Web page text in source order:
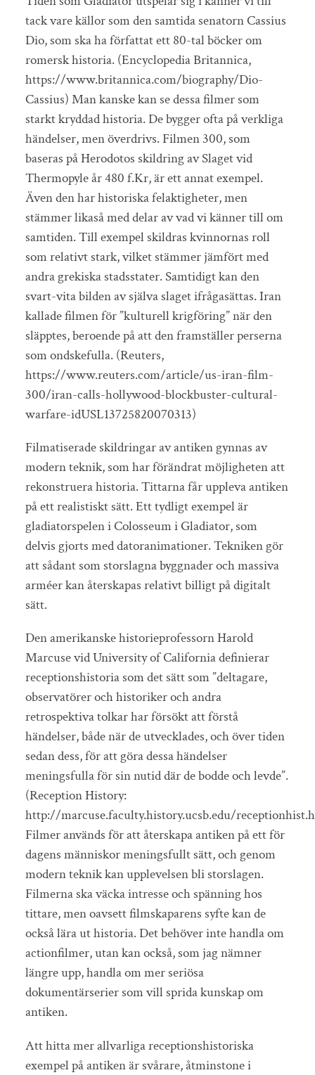
tack vare källor som den samtida senatorn Cassius
Dio, som ska ha författat ett 80-tal böcker om
romersk historia. (Encyclopedia Britannica,
https://www.britannica.com/biography/Dio-
Cassius) Man kanske kan se dessa filmer som
starkt kryddad historia. De bygger ofta på verkliga
händelser, men överdrivs. Filmen 300, som
baseras på Herodotos skildring av Slaget vid
Thermopyle år 480 f.Kr, är ett annat exempel.
Även den har historiska felaktigheter, men
stämmer likaså med delar av vad vi känner till om
samtiden. Till exempel skildras kvinnornas roll
som relativt stark, vilket stämmer jämfört med
andra grekiska stadsstater. Samtidigt kan den
svart-vita bilden av själva slaget ifrågasättas. Iran
kallade filmen för ”kulturell krigföring” när den
släpptes, beroende på att den framställer perserna
som ondskefulla. (Reuters,
https://www.reuters.com/article/us-iran-film-
300/iran-calls-hollywood-blockbuster-cultural-
warfare-idUSL13725820070313)
Filmatiserade skildringar av antiken gynnas av
modern teknik, som har förändrat möjligheten att
rekonstruera historia. Tittarna får uppleva antiken
på ett realistiskt sätt. Ett tydligt exempel är
gladiatorspelen i Colosseum i Gladiator, som
delvis gjorts med datoranimationer. Tekniken gör
att sådant som storslagna byggnader och massiva
arméer kan återskapas relativt billigt på digitalt
sätt.
Den amerikanske historieprofessorn Harold
Marcuse vid University of California definierar
receptionshistoria som det sätt som ”deltagare,
observatörer och historiker och andra
retrospektiva tolkar har försökt att förstå
händelser, både när de utvecklades, och över tiden
sedan dess, för att göra dessa händelser
meningsfulla för sin nutid där de bodde och levde”.
(Reception History:
http://marcuse.faculty.history.ucsb.edu/
Filmer används för att återskapa antiken på ett för
dagens människor meningsfullt sätt, och genom
modern teknik kan upplevelsen bli storslagen.
Filmerna ska väcka intresse och spänning hos
tittare, men oavsett filmskaparens syfte kan de
också lära ut historia. Det behöver inte handla om
actionfilmer, utan kan också, som jag nämner
längre upp, handla om mer seriösa
dokumentärserier som vill sprida kunskap om
antiken.
Att hitta mer allvarliga receptionshistoriska
exempel på antiken är svårare, åtminstone i